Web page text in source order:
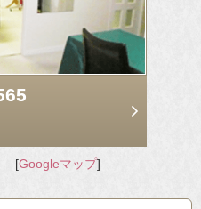
[Googleマップ]